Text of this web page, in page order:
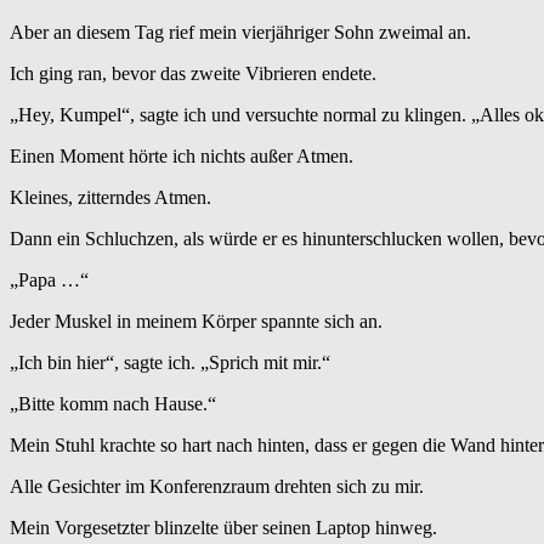
Aber an diesem Tag rief mein vierjähriger Sohn zweimal an.
Ich ging ran, bevor das zweite Vibrieren endete.
„Hey, Kumpel“, sagte ich und versuchte normal zu klingen. „Alles
Einen Moment hörte ich nichts außer Atmen.
Kleines, zitterndes Atmen.
Dann ein Schluchzen, als würde er es hinunterschlucken wollen,
„Papa …“
Jeder Muskel in meinem Körper spannte sich an.
„Ich bin hier“, sagte ich. „Sprich mit mir.“
„Bitte komm nach Hause.“
Mein Stuhl krachte so hart nach hinten, dass er gegen die Wand
Alle Gesichter im Konferenzraum drehten sich zu mir.
Mein Vorgesetzter blinzelte über seinen Laptop hinweg.